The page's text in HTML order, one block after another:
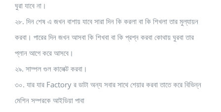
ঘুরা যাবে না।
২৮. দিন শেষ এ জখন বাশায় যাবে সারা দিন কি করলা বা কি শিখলা তার মুল্যায়ন
করবা। পারের দিন জখন আসবা কি শিখবা বা কি প্রশ্ন করবা কোথায় ঘুরবা তার
প্লান আগে করে আসবে।
২৯. সাম্পল গুল কালেক্ট করবা।
৩০. যার যার Factory র ডাটা অন্য সবার সাথে শেয়ার করবা তাতে করে বিভিন্ন
মেশিন সম্পরকে আইডিয়া পাবা